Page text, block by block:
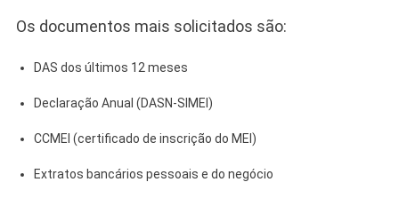
Os documentos mais solicitados são:
DAS dos últimos 12 meses
Declaração Anual (DASN‑SIMEI)
CCMEI (certificado de inscrição do MEI)
Extratos bancários pessoais e do negócio